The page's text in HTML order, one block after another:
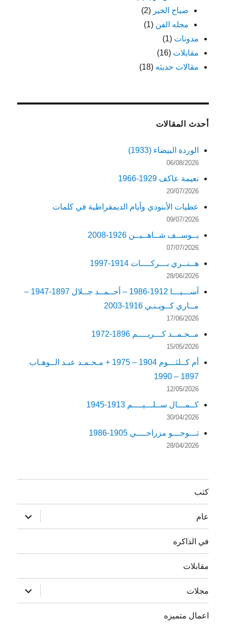
صباح الخير (2)
مجله الفن (1)
مدونات (1)
مقابلات (16)
مقالات حديثه (18)
أحدث المقالات
الوردة البيضاء (1933)
06/08/2026
نعيمة عاكف 1929-1966
20/07/2026
عطيات الأبنودي وأيام الديمقراطية في كلمات
09/07/2026
يــوســف شــاهــيــن 1926-2008
07/07/2026
هــنــري بـــركــــات 1914-1997
28/06/2026
آســـيـــا 1912-1986 – أحــمــد جــلال 1897-1947 –
مــاري كــويـنـي 1916-2003
17/06/2026
مــحـمــد كـــريــــم 1896-1972
15/05/2026
أم كــلثـــوم 1904 – 1975 + مـحـمـد عبـد الــوهـاب
1897 – 1990
12/05/2026
كــمـــال ســلـــيــــم 1913-1945
30/04/2026
تـــوجـــو مزراحــــي 1905-1986
28/04/2026
كتب
عام
توسيع
القائمة
الفرعية
في الذاكره
مقابلات
مجلات
توسيع
القائمة
الفرعية
اعمال متميزه